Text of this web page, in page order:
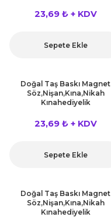
ve Dekor Maske
23,69 ₺ + KDV
Sepete Ekle
Doğal Taş Baskı Magnet
Söz,Nişan,Kına,Nikah
Kınahediyelik
23,69 ₺ + KDV
Sepete Ekle
Doğal Taş Baskı Magnet
Söz,Nişan,Kına,Nikah
Kınahediyelik